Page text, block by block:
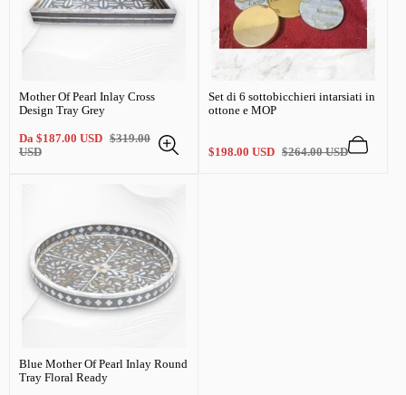
Mother Of Pearl Inlay Cross
Design Tray Grey
Prezzo
di
Da $187.00 USD Prezzo
$319.00
USD
Set di 6 sottobicchieri intarsiati in
ottone e MOP
Prezzo
$198.00 USD Prezzo
$264.00 USD
Blue Mother Of Pearl Inlay Round
Tray Floral Ready